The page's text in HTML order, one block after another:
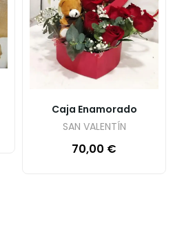
Caja Enamorado
SAN VALENTÍN
70,00 €